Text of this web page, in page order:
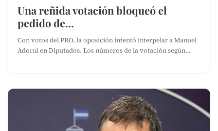
Una reñida votación bloqueó el
pedido de…
Con votos del PRO, la oposición intentó interpelar a Manuel
Adorni en Diputados. Los números de la votación según…